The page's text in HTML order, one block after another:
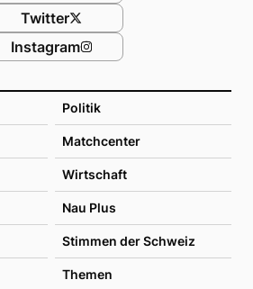
Politik
Matchcenter
Wirtschaft
Nau Plus
Stimmen der Schweiz
Themen
Twitter
Instagram